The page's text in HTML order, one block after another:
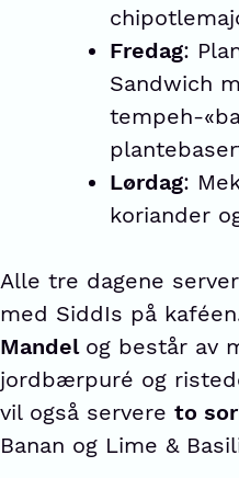
Fredag:
Sandwich
tempeh-
Lørdag:
koriander
Alle tre dagene
med SiddIs på
Mandel og består av
jordbærpuré og
vil også servere to
Banan og Lime &